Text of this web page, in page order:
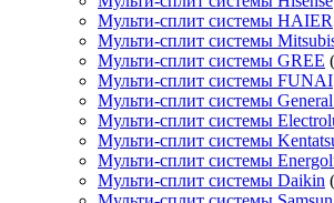
Мульти-сплит системы HAIER
Мульти-сплит системы
Мульти-сплит системы GREE
Мульти-сплит системы FUNAI
Мульти-сплит системы
Мульти-сплит системы
Мульти-сплит системы
Мульти-сплит системы
Мульти-сплит системы Daikin